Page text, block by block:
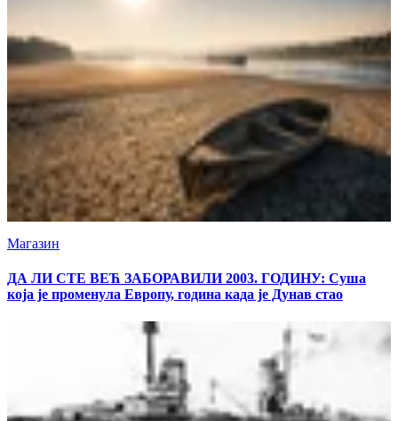
Магазин
ДА ЛИ СТЕ ВЕЋ ЗАБОРАВИЛИ 2003. ГОДИНУ: Суша
која је променула Европу, година када је Дунав стао